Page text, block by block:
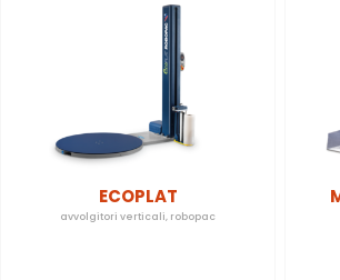
ECOPLAT
avvolgitori verticali, robopac